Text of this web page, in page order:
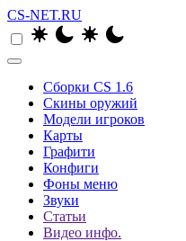
CS-NET.RU
Сборки CS 1.6
Скины оружий
Модели игроков
Карты
Графити
Конфиги
Фоны меню
Звуки
Статьи
Видео инфо.